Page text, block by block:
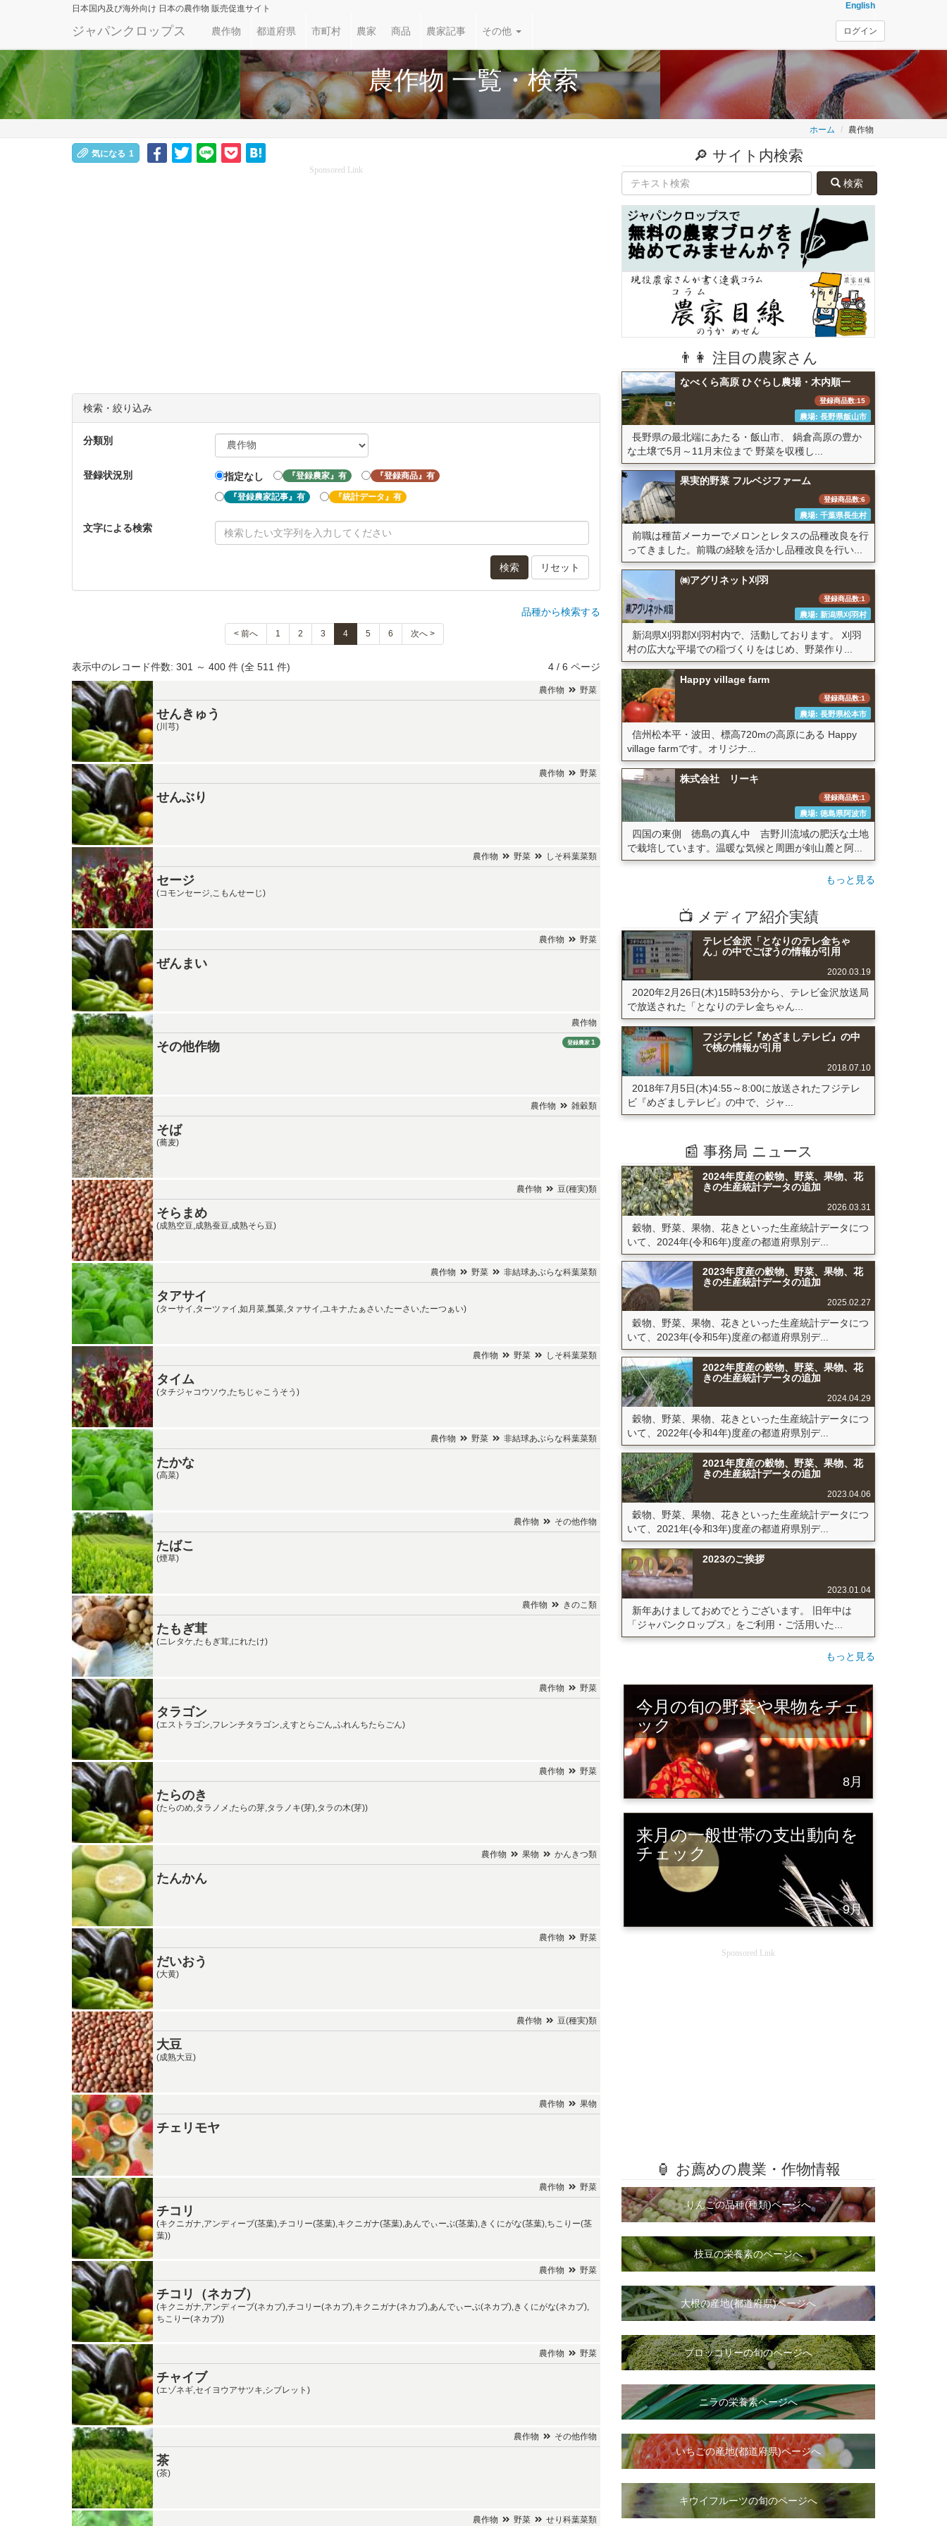
日本国内及び海外向け 日本の農作物 販売促進サイト English
ジャパンクロップス 農作物 都道府県 市町村 農家 商品 農家記事 その他 ログイン
農作物 一覧・検索
ホーム 農作物
気になる 1
Sponsored Link
検索・絞り込み
分類別
登録状況別 指定なし 『登録農家』有 『登録商品』有
『登録農家記事』有 『統計データ』有
文字による検索
検索 リセット
品種から検索する
< 前へ 1 2 3 4 5 6 次へ >
表示中のレコード件数: 301 ～ 400 件 (全 511 件) 4 / 6 ページ
農作物 野菜
せんきゅう
(川芎)
農作物 野菜
せんぶり
農作物 野菜 しそ科葉菜類
セージ
(コモンセージ,こもんせーじ)
農作物 野菜
ぜんまい
農作物
登録農家 1
その他作物
農作物 雑穀類
そば
(蕎麦)
農作物 豆(種実)類
そらまめ
(成熟空豆,成熟蚕豆,成熟そら豆)
農作物 野菜 非結球あぶらな科葉菜類
タアサイ
(ターサイ,ターツァイ,如月菜,瓢菜,タァサイ,ユキナ,たぁさい,たーさい,たーつぁい)
農作物 野菜 しそ科葉菜類
タイム
(タチジャコウソウ,たちじゃこうそう)
農作物 野菜 非結球あぶらな科葉菜類
たかな
(高菜)
農作物 その他作物
たばこ
(煙草)
農作物 きのこ類
たもぎ茸
(ニレタケ,たもぎ茸,にれたけ)
農作物 野菜
タラゴン
(エストラゴン,フレンチタラゴン,えすとらごん,ふれんちたらごん)
農作物 野菜
たらのき
(たらのめ,タラノメ,たらの芽,タラノキ(芽),タラの木(芽))
農作物 果物 かんきつ類
たんかん
農作物 野菜
だいおう
(大黄)
農作物 豆(種実)類
大豆
(成熟大豆)
農作物 果物
チェリモヤ
農作物 野菜
チコリ
(キクニガナ,アンディーブ(茎葉),チコリー(茎葉),キクニガナ(茎葉),あんでぃーぶ(茎葉),きくにがな(茎葉),ちこりー(茎
葉))
農作物 野菜
チコリ（ネカブ）
(キクニガナ,アンディーブ(ネカブ),チコリー(ネカブ),キクニガナ(ネカブ),あんでぃーぶ(ネカブ),きくにがな(ネカブ),
ちこりー(ネカブ))
農作物 野菜
チャイブ
(エゾネギ,セイヨウアサツキ,シブレット)
農作物 その他作物
茶
(茶)
農作物 野菜 せり科葉菜類
🔎 サイト内検索
検索
👨👩 注目の農家さん
なべくら高原 ひぐらし農場・木内順一
登録商品数:15
農場: 長野県飯山市
長野県の最北端にあたる・飯山市、 鍋倉高原の豊か
な土壌で5月～11月末位まで 野菜を収穫し...
果実的野菜 フルベジファーム
登録商品数:6
農場: 千葉県長生村
前職は種苗メーカーでメロンとレタスの品種改良を行
ってきました。前職の経験を活かし品種改良を行い...
㈱アグリネット刈羽
登録商品数:1
農場: 新潟県刈羽村
新潟県刈羽郡刈羽村内で、活動しております。 刈羽
村の広大な平場での稲づくりをはじめ、野菜作り...
Happy village farm
登録商品数:1
農場: 長野県松本市
信州松本平・波田、標高720mの高原にある Happy
village farmです。オリジナ...
株式会社 リーキ
登録商品数:1
農場: 徳島県阿波市
四国の東側 徳島の真ん中 吉野川流域の肥沃な土地
で栽培しています。温暖な気候と周囲が剣山麓と阿...
もっと見る
📺 メディア紹介実績
テレビ金沢「となりのテレ金ちゃ
ん」の中でごぼうの情報が引用
2020.03.19
2020年2月26日(木)15時53分から、テレビ金沢放送局
で放送された「となりのテレ金ちゃん...
フジテレビ『めざましテレビ』の中
で桃の情報が引用
2018.07.10
2018年7月5日(木)4:55～8:00に放送されたフジテレ
ビ『めざましテレビ』の中で、ジャ...
📰 事務局 ニュース
2024年度産の穀物、野菜、果物、花
きの生産統計データの追加
2026.03.31
穀物、野菜、果物、花きといった生産統計データにつ
いて、2024年(令和6年)度産の都道府県別デ...
2023年度産の穀物、野菜、果物、花
きの生産統計データの追加
2025.02.27
穀物、野菜、果物、花きといった生産統計データにつ
いて、2023年(令和5年)度産の都道府県別デ...
2022年度産の穀物、野菜、果物、花
きの生産統計データの追加
2024.04.29
穀物、野菜、果物、花きといった生産統計データにつ
いて、2022年(令和4年)度産の都道府県別デ...
2021年度産の穀物、野菜、果物、花
きの生産統計データの追加
2023.04.06
穀物、野菜、果物、花きといった生産統計データにつ
いて、2021年(令和3年)度産の都道府県別デ...
2023のご挨拶
2023.01.04
新年あけましておめでとうございます。 旧年中は
「ジャパンクロップス」をご利用・ご活用いた...
もっと見る
今月の旬の野菜や果物をチェ
ック
8月
来月の一般世帯の支出動向を
チェック
9月
Sponsored Link
🏮 お薦めの農業・作物情報
りんごの品種(種類)ページへ
枝豆の栄養素のページへ
大根の産地(都道府県)ページへ
ブロッコリーの旬のページへ
ニラの栄養素ページへ
いちごの産地(都道府県)ページへ
キウイフルーツの旬のページへ